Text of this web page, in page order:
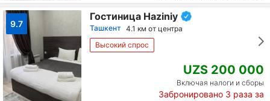
9.7
Гостиница Haziniy
Ташкент 4.1 км от центра
Высокий спрос
UZS 200 000
Включая налоги и сборы
Забронировано 3 раза за